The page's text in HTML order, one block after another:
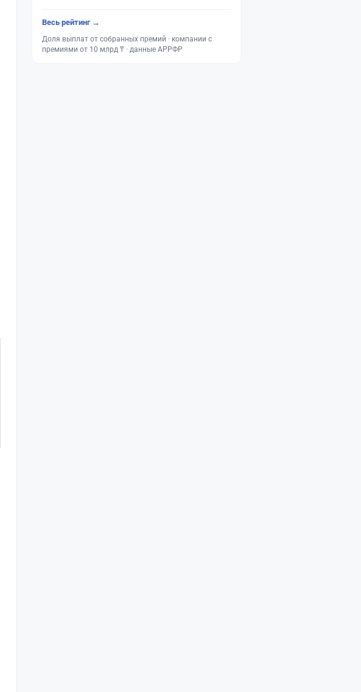
Весь рейтинг →
Доля выплат от собранных премий · компании с
премиями от 10 млрд ₸ · данные АРРФР